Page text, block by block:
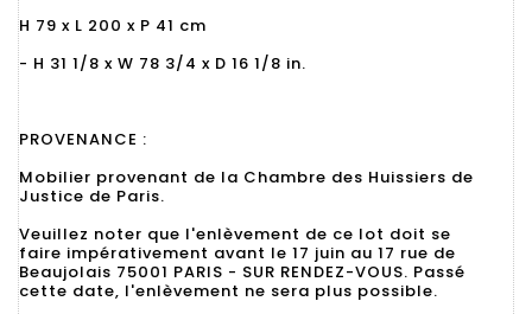
H 79 x L 200 x P 41 cm
- H 31 1/8 x W 78 3/4 x D 16 1/8 in.
PROVENANCE :
Mobilier provenant de la Chambre des Huissiers de
Justice de Paris.
Veuillez noter que l'enlèvement de ce lot doit se
faire impérativement avant le 17 juin au 17 rue de
Beaujolais 75001 PARIS - SUR RENDEZ-VOUS. Passé
cette date, l'enlèvement ne sera plus possible.